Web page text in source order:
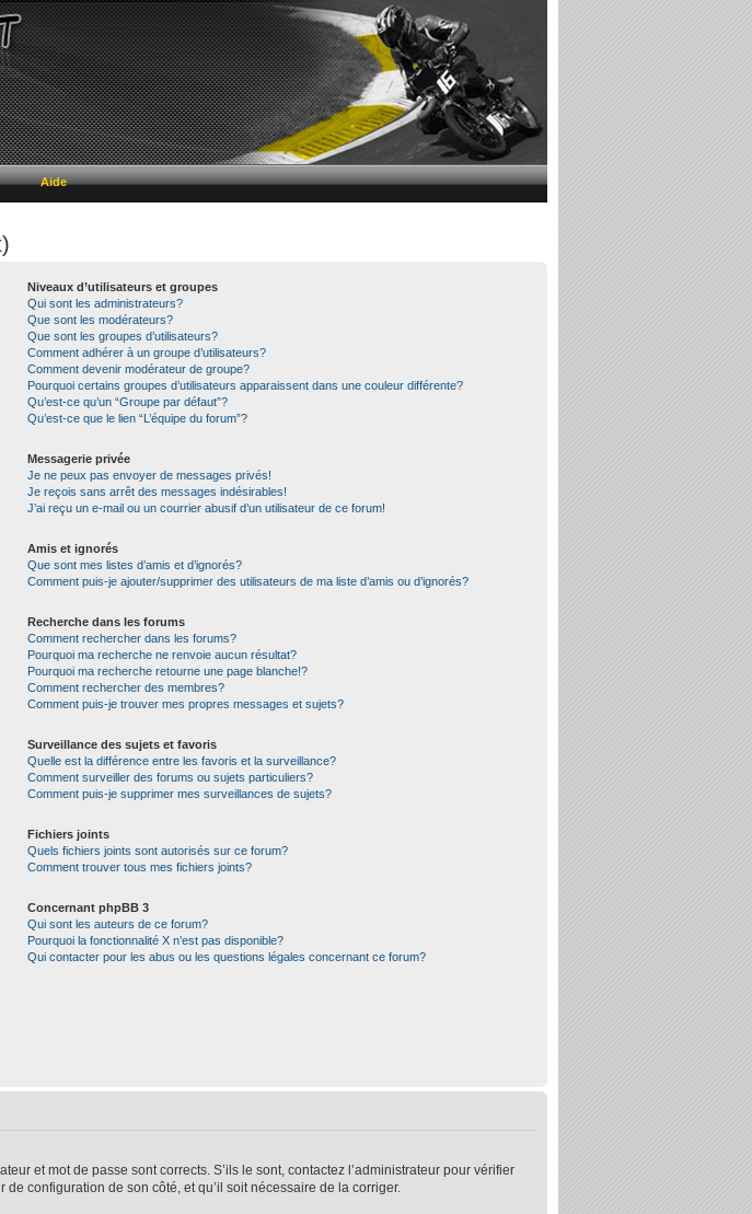
Aide
Niveaux d’utilisateurs et groupes
Qui sont les administrateurs?
Que sont les modérateurs?
Que sont les groupes d’utilisateurs?
Comment adhérer à un groupe d’utilisateurs?
Comment devenir modérateur de groupe?
Pourquoi certains groupes d’utilisateurs apparaissent dans une couleur différente?
Qu’est-ce qu’un “Groupe par défaut”?
Qu’est-ce que le lien “L’équipe du forum”?
Messagerie privée
Je ne peux pas envoyer de messages privés!
Je reçois sans arrêt des messages indésirables!
J’ai reçu un e-mail ou un courrier abusif d’un utilisateur de ce forum!
Amis et ignorés
Que sont mes listes d’amis et d’ignorés?
Comment puis-je ajouter/supprimer des utilisateurs de ma liste d’amis ou d’ignorés?
Recherche dans les forums
Comment rechercher dans les forums?
Pourquoi ma recherche ne renvoie aucun résultat?
Pourquoi ma recherche retourne une page blanche!?
Comment rechercher des membres?
Comment puis-je trouver mes propres messages et sujets?
Surveillance des sujets et favoris
Quelle est la différence entre les favoris et la surveillance?
Comment surveiller des forums ou sujets particuliers?
Comment puis-je supprimer mes surveillances de sujets?
Fichiers joints
Quels fichiers joints sont autorisés sur ce forum?
Comment trouver tous mes fichiers joints?
Concernant phpBB 3
Qui sont les auteurs de ce forum?
Pourquoi la fonctionnalité X n’est pas disponible?
Qui contacter pour les abus ou les questions légales concernant ce forum?
et mot de passe sont corrects. S’ils le sont, contactez l’administrateur pour vérifier
configuration de son côté, et qu’il soit nécessaire de la corriger.